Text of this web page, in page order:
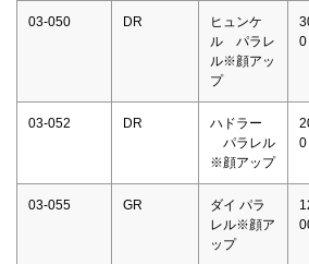
03-050 DR
ヒュンケ
ル パラレ
ル※顔アッ
プ
0
03-052 DR
ハドラー
パラレル
※顔アップ
0
03-055 GR
ダイ パラ
レル※顔ア
ップ